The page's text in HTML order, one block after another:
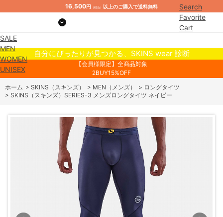
16,500円 （税込） 以上のご購入で送料無料
Search
Favorite
Cart
SALE
MEN
WOMEN
UNISEX
自分にぴったりが見つかる、SKINS wear 診断
【会員様限定】全商品対象
2BUY15%OFF
ホーム > SKINS（スキンズ） > MEN（メンズ） > ロングタイツ
> SKINS（スキンズ）SERIES-3 メンズロングタイツ ネイビー